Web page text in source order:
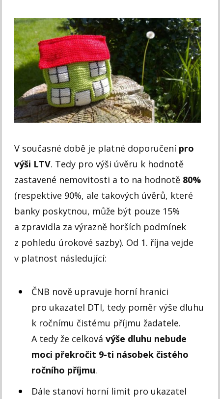
V současné době je platné doporučení pro
výši LTV. Tedy pro výši úvěru k hodnotě
zastavené nemovitosti a to na hodnotě 80%
(respektive 90%, ale takových úvěrů, které
banky poskytnou, může být pouze 15%
a zpravidla za výrazně horších podmínek
z pohledu úrokové sazby). Od 1. října vejde
v platnost následující:
ČNB nově upravuje horní hranici
pro ukazatel DTI, tedy poměr výše dluhu
k ročnímu čistému příjmu žadatele.
A tedy že celkovávýše dluhu nebude
moci překročit 9-ti násobek čistého
ročního příjmu.
Dále stanoví horní limit pro ukazatel